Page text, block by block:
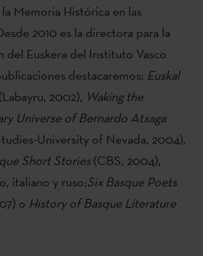
Memoria Histórica en las
2010 es la directora para la
del Euskera del Instituto Vasco
destacaremos: Euskal
2002), Waking the
Universe of Bernardo Atxaga
University of Nevada, 2004),
Short Stories(CBS, 2004),
italiano y ruso;Six Basque Poets
o History of Basque Literature